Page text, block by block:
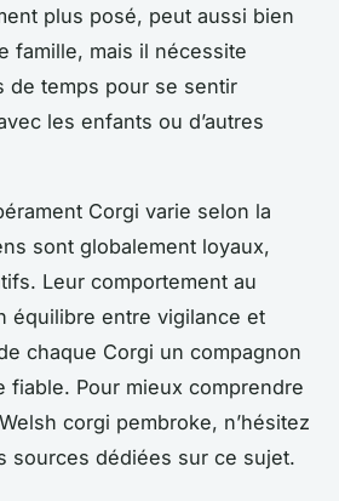
plus posé, peut aussi bien
famille, mais il nécessite
de temps pour se sentir
les enfants ou d’autres
Corgi varie selon la
sont globalement loyaux,
Leur comportement au
équilibre entre vigilance et
chaque Corgi un compagnon
fiable. Pour mieux comprendre
corgi pembroke, n’hésitez
sources dédiées sur ce sujet.